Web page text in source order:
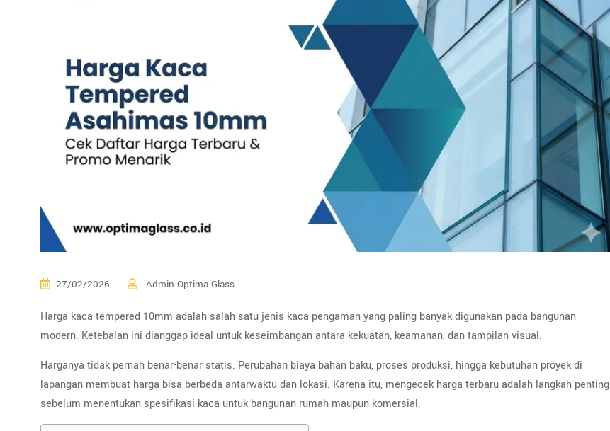
27/02/2026 Admin Optima Glass
Harga kaca tempered 10mm adalah salah satu jenis kaca pengaman yang paling banyak digunakan pada bangunan
modern. Ketebalan ini dianggap ideal untuk keseimbangan antara kekuatan, keamanan, dan tampilan visual.
Harganya tidak pernah benar-benar statis. Perubahan biaya bahan baku, proses produksi, hingga kebutuhan proyek di
lapangan membuat harga bisa berbeda antarwaktu dan lokasi. Karena itu, mengecek harga terbaru adalah langkah penting
sebelum menentukan spesifikasi kaca untuk bangunan rumah maupun komersial.